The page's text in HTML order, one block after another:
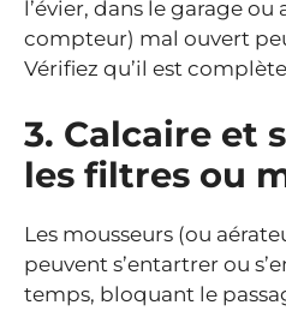
l’évier, dans le garage ou
compteur) mal ouvert
Vérifiez qu’il est
3. Calcaire et
les filtres ou
Les mousseurs (ou
peuvent s’entartrer ou
temps, bloquant le